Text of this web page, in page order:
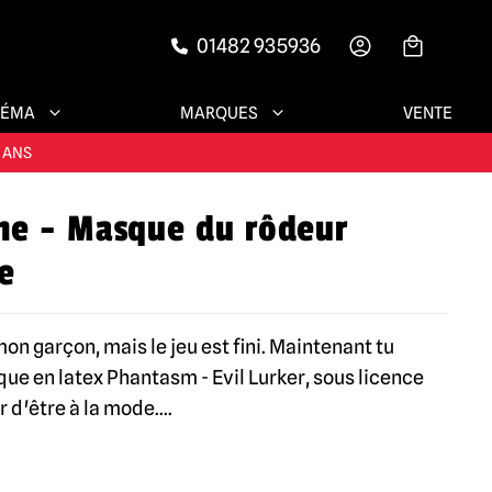
01482 935936
MARQUES VENTE
SATISFAITS
!
SATISFAITS
- Masque du rôdeur
garçon, mais le jeu est fini. Maintenant tu
en latex Phantasm - Evil Lurker, sous licence
d'être à la mode....